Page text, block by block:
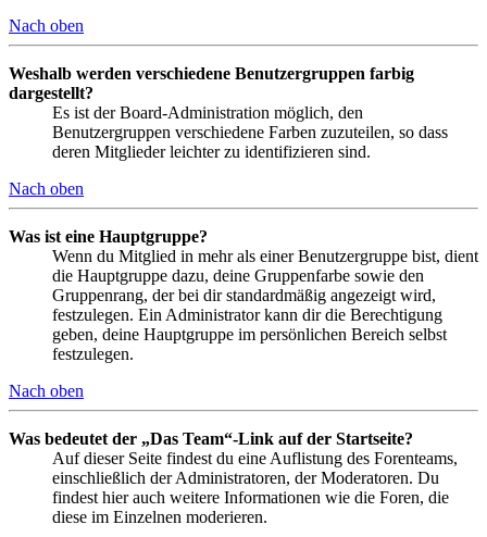
Nach oben
Weshalb werden verschiedene Benutzergruppen farbig
dargestellt?
Es ist der Board-Administration möglich, den
Benutzergruppen verschiedene Farben zuzuteilen, so dass
deren Mitglieder leichter zu identifizieren sind.
Nach oben
Was ist eine Hauptgruppe?
Wenn du Mitglied in mehr als einer Benutzergruppe bist, dient
die Hauptgruppe dazu, deine Gruppenfarbe sowie den
Gruppenrang, der bei dir standardmäßig angezeigt wird,
festzulegen. Ein Administrator kann dir die Berechtigung
geben, deine Hauptgruppe im persönlichen Bereich selbst
festzulegen.
Nach oben
Was bedeutet der „Das Team“-Link auf der Startseite?
Auf dieser Seite findest du eine Auflistung des Forenteams,
einschließlich der Administratoren, der Moderatoren. Du
findest hier auch weitere Informationen wie die Foren, die
diese im Einzelnen moderieren.